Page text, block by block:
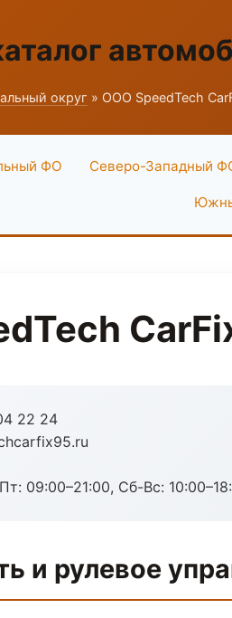
округ » ООО SpeedTech
ФО Северо-Западный
22 24
09:00–21:00, Сб-Вс:
и рулевое